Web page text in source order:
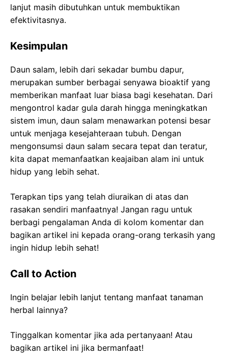
lanjut masih dibutuhkan untuk membuktikan
efektivitasnya.
Kesimpulan
Daun salam, lebih dari sekadar bumbu dapur,
merupakan sumber berbagai senyawa bioaktif yang
memberikan manfaat luar biasa bagi kesehatan. Dari
mengontrol kadar gula darah hingga meningkatkan
sistem imun, daun salam menawarkan potensi besar
untuk menjaga kesejahteraan tubuh. Dengan
mengonsumsi daun salam secara tepat dan teratur,
kita dapat memanfaatkan keajaiban alam ini untuk
hidup yang lebih sehat.
Terapkan tips yang telah diuraikan di atas dan
rasakan sendiri manfaatnya! Jangan ragu untuk
berbagi pengalaman Anda di kolom komentar dan
bagikan artikel ini kepada orang-orang terkasih yang
ingin hidup lebih sehat!
Call to Action
Ingin belajar lebih lanjut tentang manfaat tanaman
herbal lainnya?
Tinggalkan komentar jika ada pertanyaan! Atau
bagikan artikel ini jika bermanfaat!